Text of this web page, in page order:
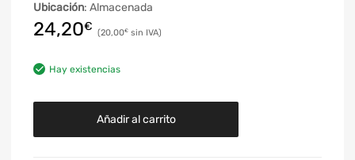
Ubicación: Almacenada
24,20€ 20,00€
Hay existencias
Añadir al carrito